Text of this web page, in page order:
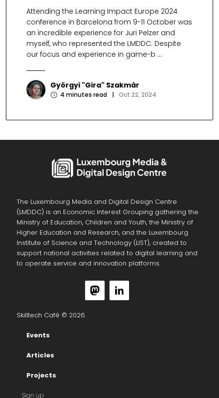
Attending the Learning Impact Europe 2024
conference in Barcelona from 9-11 October was
an incredible experience for Juri Pelzer and
myself, who represented the LMDDC. Despite
our focus and experience in game-b ...
Györgyi "Gira" Szakmár
4 minutes read | Oct 22, 2024
The Luxembourg Media and Digital Design Centre
(LMDDC) is an Economic Interest Grouping gathering the
Ministry of Education, Children and Youth, the Ministry of
Higher Education and Research, and the Luxembourg
Institute of Science and Technology (LIST), created to
support national activities related to digital learning and
to operate service and innovation platforms.
Skilltech Café © 2026
Events
Articles
Projects
Sign up